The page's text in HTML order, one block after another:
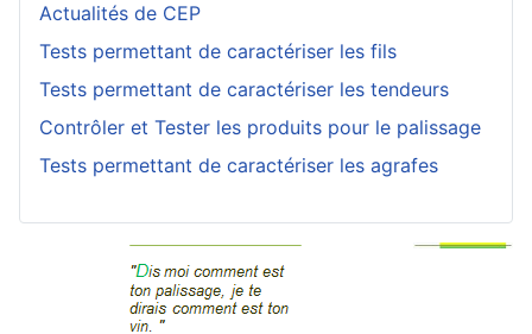
Actualités de CEP
Tests permettant de caractériser les fils
Tests permettant de caractériser les tendeurs
Contrôler et Tester les produits pour le palissage
Tests permettant de caractériser les agrafes